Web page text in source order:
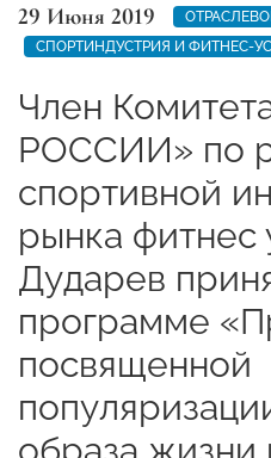
29 Июня 2019
СПОРТИНДУСТРИЯ И ФИТНЕС-
Член
РОССИИ» по
спортивной
рынка фитнес
Дударев
программе
посвященной